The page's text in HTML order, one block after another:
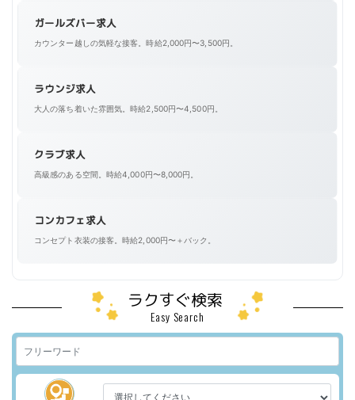
ガールズバー求人
カウンター越しの気軽な接客。時給2,000円〜3,500円。
ラウンジ求人
大人の落ち着いた雰囲気。時給2,500円〜4,500円。
クラブ求人
高級感のある空間。時給4,000円〜8,000円。
コンカフェ求人
コンセプト衣装の接客。時給2,000円〜＋バック。
ラクすぐ検索
Easy Search